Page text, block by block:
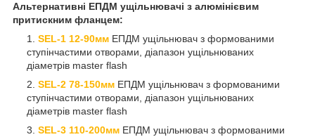
Альтернативні ЕПДМ ущільнювачі з алюмінієвим
притискним фланцем:
SEL-1 12-90мм ЕПДМ ущільнювач з формованими
ступінчастими отворами, діапазон ущільнюваних
діаметрів master flash
SEL-2 78-150мм ЕПДМ ущільнювач з формованими
ступінчастими отворами, діапазон ущільнюваних
діаметрів master flash
SEL-3 110-200мм ЕПДМ ущільнювач з формованими